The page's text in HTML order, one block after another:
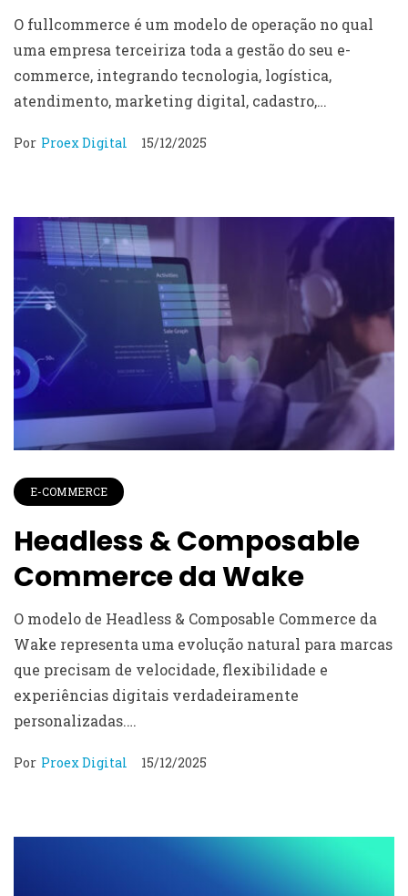
modelo digital
O fullcommerce é um modelo de operação no qual
uma empresa terceiriza toda a gestão do seu e-
commerce, integrando tecnologia, logística,
atendimento, marketing digital, cadastro,…
Por Proex Digital 15/12/2025
E-COMMERCE
Headless & Composable
Commerce da Wake
O modelo de Headless & Composable Commerce da
Wake representa uma evolução natural para marcas
que precisam de velocidade, flexibilidade e
experiências digitais verdadeiramente
personalizadas.…
Por Proex Digital 15/12/2025